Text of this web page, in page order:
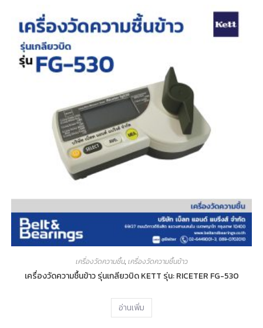
เครื่องวัดความชื้น,เครื่องวัดความชื้นข้าว
เครื่องวัดความชื้นข้าว รุ่นเกลียวบิด KETT รุ่น: RICETER FG-530
อ่านเพิ่ม